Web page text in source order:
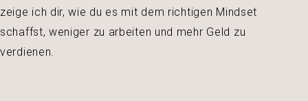
zeige ich dir, wie du es mit dem richtigen Mindset
schaffst, weniger zu arbeiten und mehr Geld zu
verdienen.